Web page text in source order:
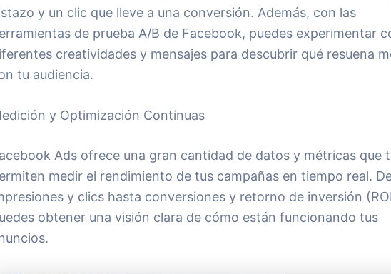
y un clic que lleve a una conversión. Además, con las
de prueba A/B de Facebook, puedes experimentar
creatividades y mensajes para descubrir qué resuena
tu audiencia.
y Optimización Continuas
Ads ofrece una gran cantidad de datos y métricas que
medir el rendimiento de tus campañas en tiempo real.
y clics hasta conversiones y retorno de inversión
obtener una visión clara de cómo están funcionando tus